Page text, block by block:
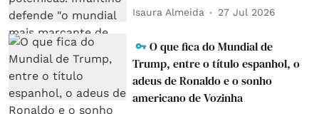
Isaura Almeida 27 Jul 2026
O que fica do Mundial de
Trump, entre o título espanhol, o
adeus de Ronaldo e o sonho
americano de Vozinha